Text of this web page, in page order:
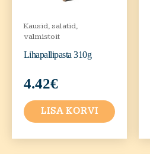
Kausid, salatid,
valmistoit
Lihapallipasta 310g
4.42€
LISA KORVI